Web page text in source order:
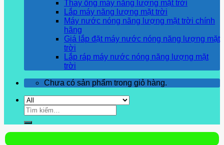
Thay ống máy năng lượng mặt trời
Lắp máy năng lượng mặt trời
Máy nước nóng năng lượng mặt trời chính
hãng
Giá lắp đặt máy nước nóng năng lượng mặt
trời
Lắp ráp máy nước nóng năng lượng mặt
trời
Chưa có sản phẩm trong giỏ hàng.
Tìm
kiếm: